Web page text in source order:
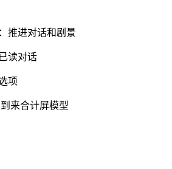
推进对话和剧景
读对话
项
来合计屏模型